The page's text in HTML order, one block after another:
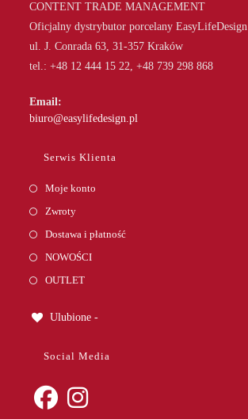
CONTENT TRADE MANAGEMENT
Oficjalny dystrybutor porcelany EasyLifeDesign
ul. J. Conrada 63, 31-357 Kraków
tel.: +48 12 444 15 22, +48 739 298 868
Email:
biuro@easylifedesign.pl
Serwis Klienta
Moje konto
Zwroty
Dostawa i płatność
NOWOŚCI
OUTLET
Ulubione -
Social Media